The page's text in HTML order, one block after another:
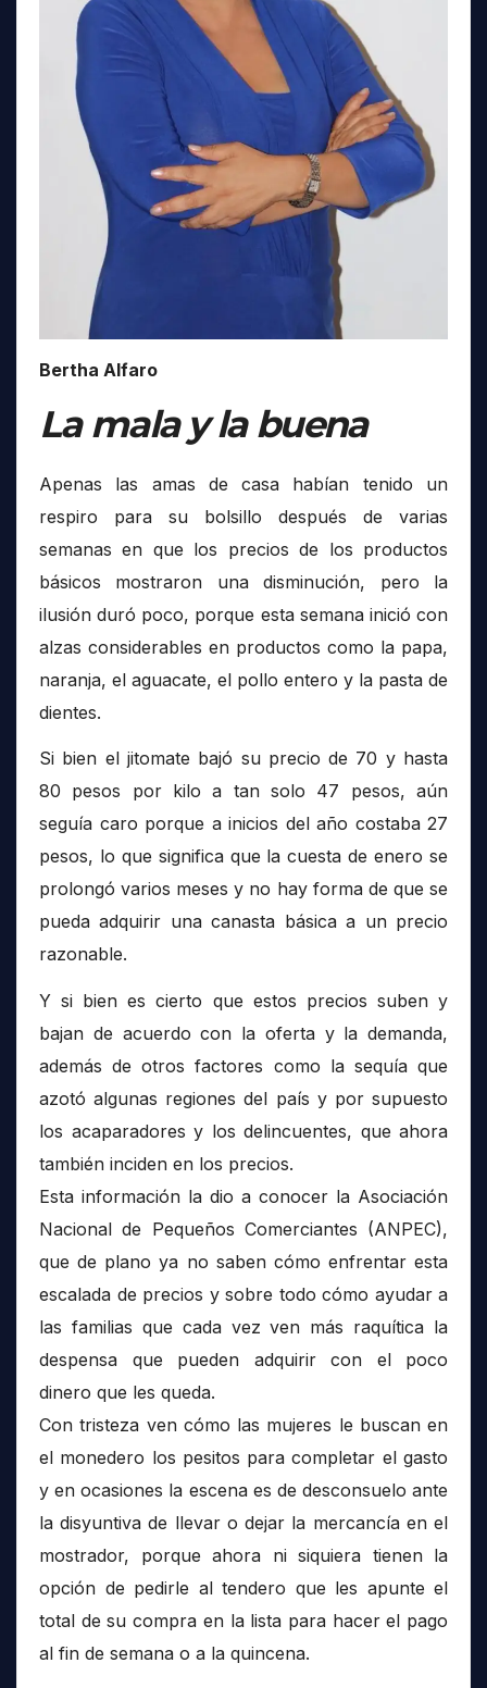
Bertha Alfaro
La mala y la buena
Apenas las amas de casa habían tenido un
respiro para su bolsillo después de varias
semanas en que los precios de los productos
básicos mostraron una disminución, pero la
ilusión duró poco, porque esta semana inició con
alzas considerables en productos como la papa,
naranja, el aguacate, el pollo entero y la pasta de
dientes.
Si bien el jitomate bajó su precio de 70 y hasta
80 pesos por kilo a tan solo 47 pesos, aún
seguía caro porque a inicios del año costaba 27
pesos, lo que significa que la cuesta de enero se
prolongó varios meses y no hay forma de que se
pueda adquirir una canasta básica a un precio
razonable.
Y si bien es cierto que estos precios suben y
bajan de acuerdo con la oferta y la demanda,
además de otros factores como la sequía que
azotó algunas regiones del país y por supuesto
los acaparadores y los delincuentes, que ahora
también inciden en los precios.
Esta información la dio a conocer la Asociación
Nacional de Pequeños Comerciantes (ANPEC),
que de plano ya no saben cómo enfrentar esta
escalada de precios y sobre todo cómo ayudar a
las familias que cada vez ven más raquítica la
despensa que pueden adquirir con el poco
dinero que les queda.
Con tristeza ven cómo las mujeres le buscan en
el monedero los pesitos para completar el gasto
y en ocasiones la escena es de desconsuelo ante
la disyuntiva de llevar o dejar la mercancía en el
mostrador, porque ahora ni siquiera tienen la
opción de pedirle al tendero que les apunte el
total de su compra en la lista para hacer el pago
al fin de semana o a la quincena.